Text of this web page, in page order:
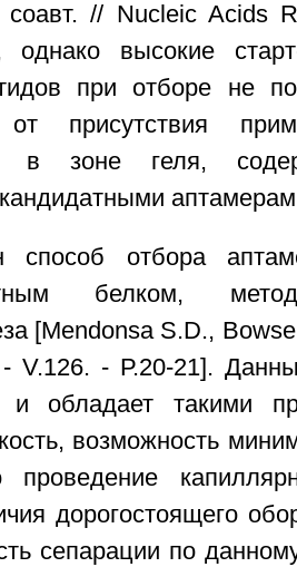
соавт. // Nucleic Acids
однако высокие
при отборе не
от присутствия
в зоне геля,
способ отбора
белком,
[Mendonsa S.D.,
V.126. - Р.20-21].
и обладает такими
возможность
дорогостоящего
сепарации по